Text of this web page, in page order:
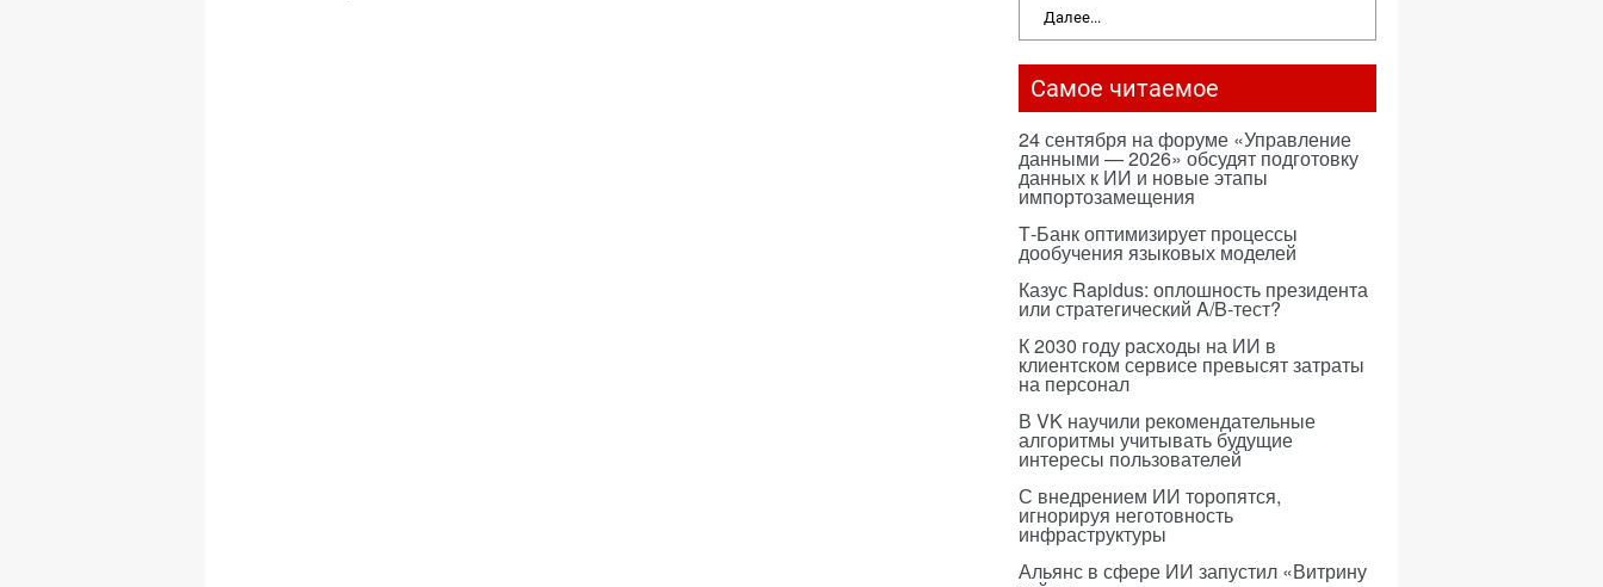
Далее...
Самое читаемое
24 сентября на форуме «Управление
данными — 2026» обсудят подготовку
данных к ИИ и новые этапы
импортозамещения
Т-Банк оптимизирует процессы
дообучения языковых моделей
Казус Rapidus: оплошность президента
или стратегический A/B-тест?
К 2030 году расходы на ИИ в
клиентском сервисе превысят затраты
на персонал
В VK научили рекомендательные
алгоритмы учитывать будущие
интересы пользователей
С внедрением ИИ торопятся,
игнорируя неготовность
инфраструктуры
Альянс в сфере ИИ запустил «Витрину